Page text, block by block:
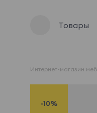
Товары
Интернет-магазин
-10%